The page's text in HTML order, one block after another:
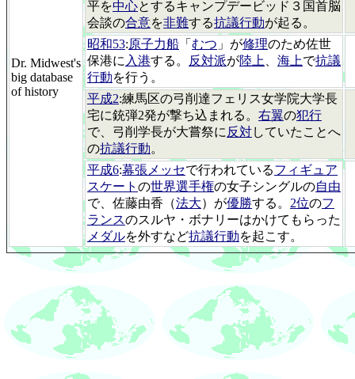
Dr. Midwest's
big database
of history
平を中心とするキャンプデービッド３国首脳
会談の合意を非難する抗議行動が起る。
昭和53:原子力船 「 むつ 」が修理のため佐世
保港に 入港する。 反対派が陸上 海上で抗議
行動を行う。
平成2:練馬区の弓削達フェリス女学院大学長
宅に銃弾2発が撃ち込まれる。 右翼の犯行
で、弓削学長が大嘗祭に 反対していたことへ
の抗議行動。
平成6:幕張メッセで行われているフィギュア
スケート の世界選手権の女子シングルの自由
で、佐藤由香（法大）が優勝する。 2位のフ
ランスのスルヤ・ボナリーはかけてもらった
メダルを外すなど抗議行動を起こす。